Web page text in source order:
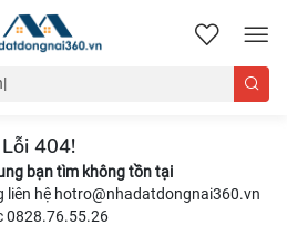
nhadatdongnai360.vn
Lỗi 404!
bạn tìm không tồn tại
liên hệ hotro@nhadatdongnai360.vn
0828.76.55.26